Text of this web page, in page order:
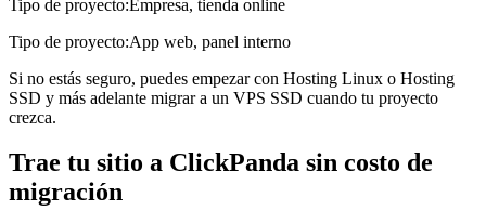
Tipo de proyecto:Empresa, tienda online
Tipo de proyecto:App web, panel interno
Si no estás seguro, puedes empezar con Hosting Linux o Hosting
SSD y más adelante migrar a un VPS SSD cuando tu proyecto
crezca.
Trae tu sitio a ClickPanda sin costo de
migración